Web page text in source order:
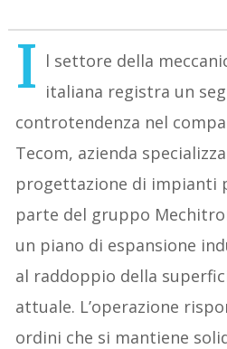
I l settore della
italiana registra un
controtendenza nel
Tecom, azienda
progettazione di impianti
parte del gruppo
un piano di espansione
al raddoppio della
attuale. L’operazione
ordini che si mantiene